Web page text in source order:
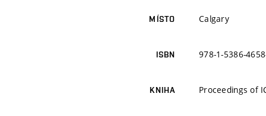
MÍSTO Calgary
ISBN 978-1-5386-
KNIHA Proceedings of